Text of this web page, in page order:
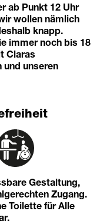
ab Punkt 12 Uhr
wollen nämlich
knapp.
immer noch bis 18
Claras
und unseren
Gestaltung,
Zugang.
Toilette für Alle